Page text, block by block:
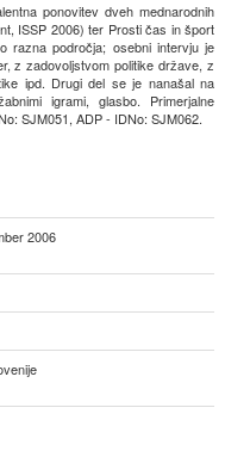
ponovitev dveh mednarodnih
ISSP 2006) ter Prosti čas in šport
razna področja; osebni intervju je
z zadovoljstvom politike države, z
ipd. Drugi del se je nanašal na
igrami, glasbo. Primerjalne
SJM051, ADP - IDNo: SJM062.
2006